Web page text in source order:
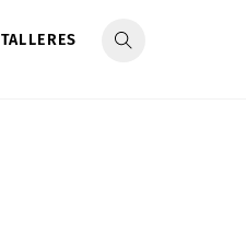
TALLERES